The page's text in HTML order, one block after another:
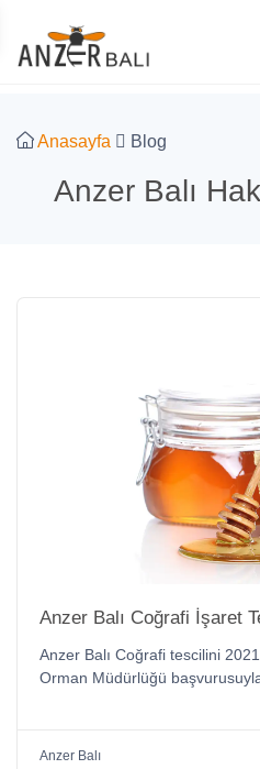
Anasayfa Blog
Anzer Balı
Anzer Balı Coğrafi İşaret
Anzer Balı Coğrafi tescilini
Orman Müdürlüğü başvurusuyla
Anzer Balı